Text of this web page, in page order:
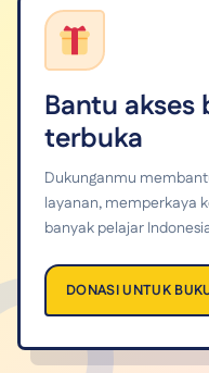
Bantu
terbuka
Dukunganmu
layanan, memperkaya
banyak pelajar
DONASI UNTUK